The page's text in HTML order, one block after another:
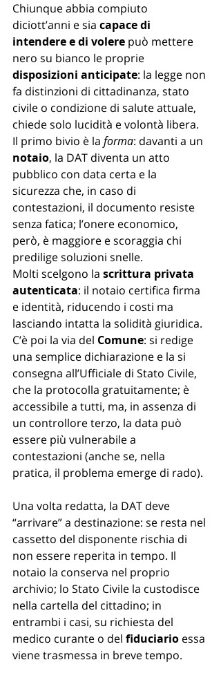
Chiunque abbia compiuto
diciott’anni e sia capace di
intendere e di volere può mettere
nero su bianco le proprie
disposizioni anticipate: la legge non
fa distinzioni di cittadinanza, stato
civile o condizione di salute attuale,
chiede solo lucidità e volontà libera.
Il primo bivio è la forma: davanti a un
notaio, la DAT diventa un atto
pubblico con data certa e la
sicurezza che, in caso di
contestazioni, il documento resiste
senza fatica; l’onere economico,
però, è maggiore e scoraggia chi
predilige soluzioni snelle.
Molti scelgono la scrittura privata
autenticata: il notaio certifica firma
e identità, riducendo i costi ma
lasciando intatta la solidità giuridica.
C’è poi la via del Comune: si redige
una semplice dichiarazione e la si
consegna all’Ufficiale di Stato Civile,
che la protocolla gratuitamente; è
accessibile a tutti, ma, in assenza di
un controllore terzo, la data può
essere più vulnerabile a
contestazioni (anche se, nella
pratica, il problema emerge di rado).
Una volta redatta, la DAT deve
“arrivare” a destinazione: se resta nel
cassetto del disponente rischia di
non essere reperita in tempo. Il
notaio la conserva nel proprio
archivio; lo Stato Civile la custodisce
nella cartella del cittadino; in
entrambi i casi, su richiesta del
medico curante o del fiduciario essa
viene trasmessa in breve tempo.